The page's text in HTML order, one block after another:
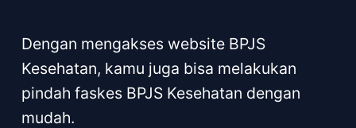
Dengan mengakses website BPJS
Kesehatan, kamu juga bisa melakukan
pindah faskes BPJS Kesehatan dengan
mudah.